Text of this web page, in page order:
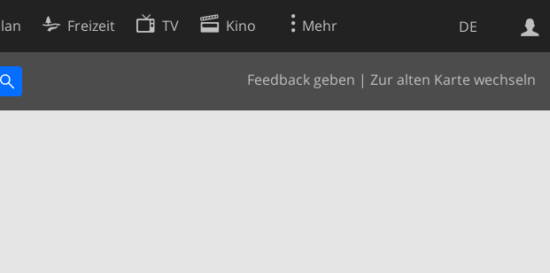
DE
Freizeit TV Kino Mehr
Feedback geben | Zur alten Karte wechseln
Websuche
Richtlinie
Einstellungen